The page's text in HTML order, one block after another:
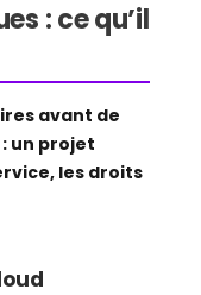
: ce qu’il
avant de
un projet
les droits